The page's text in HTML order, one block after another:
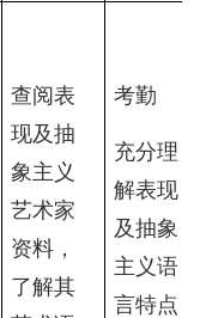
查阅表
现及抽
象主义
艺术家
资料，
了解其
考勤
充分理
解表现
及抽象
主义语
言特点